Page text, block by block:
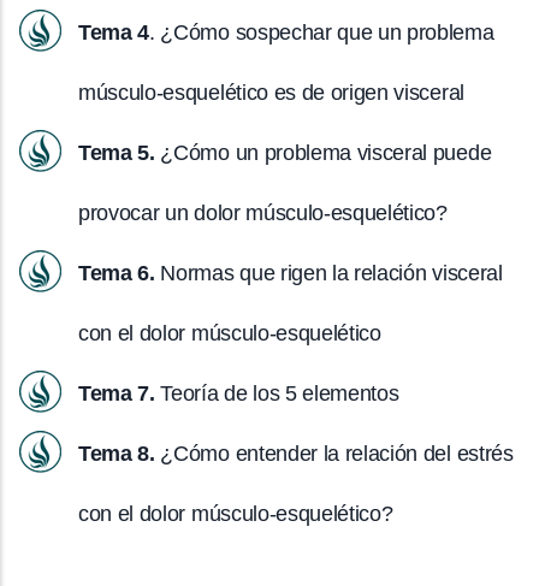
Tema 4. ¿Cómo sospechar que un problema
músculo-esquelético es de origen visceral
Tema 5. ¿Cómo un problema visceral puede
provocar un dolor músculo-esquelético?
Tema 6. Normas que rigen la relación visceral
con el dolor músculo-esquelético
Tema 7. Teoría de los 5 elementos
Tema 8. ¿Cómo entender la relación del estrés
con el dolor músculo-esquelético?